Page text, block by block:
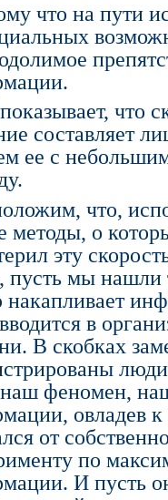
что на пути
что
составляет
ее с
что,
методы, о
эту
пусть мы
в
В скобках
феномен,
овладев к
от
по
И пусть